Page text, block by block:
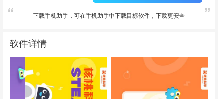
下载手机助手，可在手机助手中下载目标软件，下载更安全
软件详情